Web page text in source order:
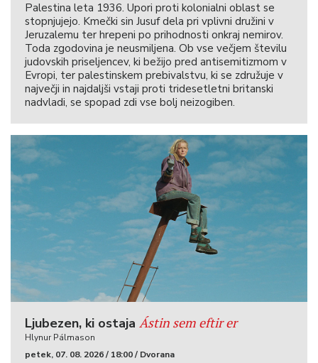
Palestina leta 1936. Upori proti kolonialni oblast se
stopnjujejo. Kmečki sin Jusuf dela pri vplivni družini v
Jeruzalemu ter hrepeni po prihodnosti onkraj nemirov.
Toda zgodovina je neusmiljena. Ob vse večjem številu
judovskih priseljencev, ki bežijo pred antisemitizmom v
Evropi, ter palestinskem prebivalstvu, ki se združuje v
največji in najdaljši vstaji proti tridesetletni britanski
nadvladi, se spopad zdi vse bolj neizogiben.
Ljubezen, ki ostaja Ástin sem eftir er
Hlynur Pálmason
petek, 07. 08. 2026 / 18:00 / Dvorana